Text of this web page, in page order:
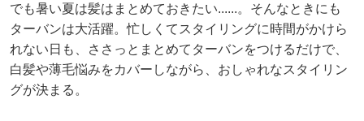
でも暑い夏は髪はまとめておきたい......。そんなときにも
ターバンは大活躍。忙しくてスタイリングに時間がかけら
れない日も、ささっとまとめてターバンをつけるだけで、
白髪や薄毛悩みをカバーしながら、おしゃれなスタイリン
グが決まる。